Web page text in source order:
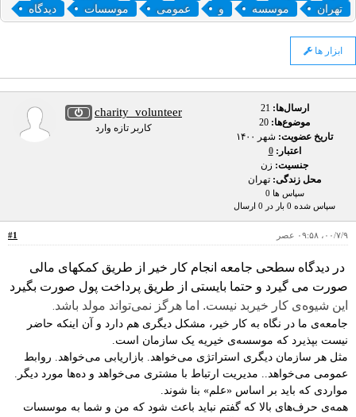
تهران
موسسه و عمومی موسسات دیدگاه
ابزار ها
charity_volunteer
کاربر تازه وارد
ارسال‌ها: 21
موضوع‌ها:
تاریخ عضویت: شهر ۱۴۰۰
اعتبار:0
جنسیت: زن
محل زندگی: تهران
سپاس ها 0
سپاس شده 0 بار در 0 ارسال
#1 ۰۰/۷/۹، ۰۹:۵۸ عصر
در دیدگاه سطحی جامعه انجام کار خیر از طریق کمکهای مالی
صورت می گیرد و حتما بایستی از طریق پرداخت پول صورت بگیرد
این شیوه‌ی کار خیربد نیست. اما هرگز نمی‌تواند مولد باشد.
جامعه‌ی ما در نگاه به کار خیر، مشکل دیگری هم دارد و آن اینکه حاضر
نیست بپذیرد که موسسه‌ی خیریه یک سازمان است.
مثل هر سازمان دیگری استراتژی می‌خواهد. بازاریابی می‌خواهد. روابط
عمومی می‌خواهد.. مدیریت ارتباط با مشتری می‌خواهد و ده‌ها مورد دیگر.
مواردی که باید بر اساس «علم» بنا شوند.
همه‌ی حرف‌های بالا که گفتم نباید باعث شود که من و شما به موسسات